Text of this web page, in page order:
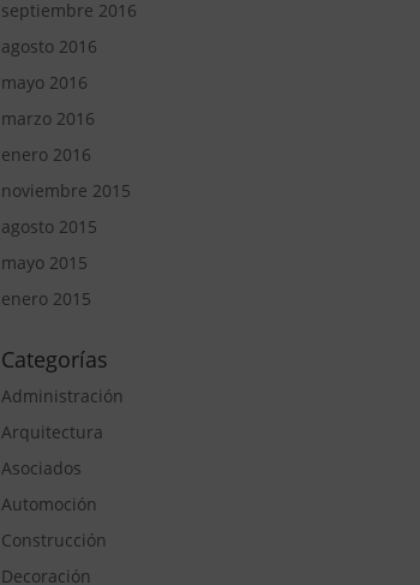
septiembre 2016
agosto 2016
mayo 2016
marzo 2016
enero 2016
noviembre 2015
agosto 2015
mayo 2015
enero 2015
Categorías
Administración
Arquitectura
Asociados
Automoción
Construcción
Decoración